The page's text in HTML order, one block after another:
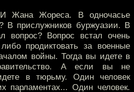
Жана Жореса. В одночасье
В прислужников буржуазии. В
вопрос? Вопрос встал очень
продиктовать за военные
войны. Тогда вы идете в
А если вы не
в тюрьму. Один человек
парламентах... Один человек.